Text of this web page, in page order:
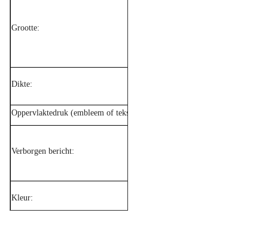
Grootte:
Dikte:
Oppervlaktedruk (embleem of tekst):
Verborgen bericht:
Kleur: